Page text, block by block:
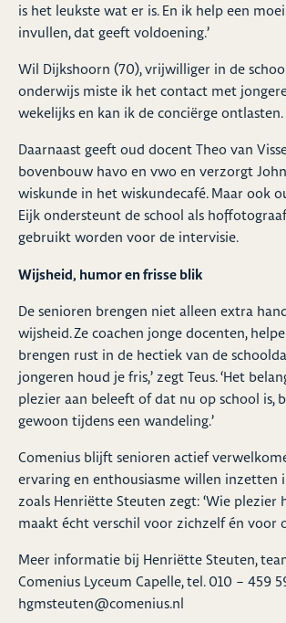
is het leukste wat er is. En ik help een
invullen, dat geeft voldoening.’
Wil Dijkshoorn (70), vrijwilliger in de
onderwijs miste ik het contact met
wekelijks en kan ik de conciërge ontlasten.
Daarnaast geeft oud docent Theo van
bovenbouw havo en vwo en verzorgt
wiskunde in het wiskundecafé. Maar ook
Eijk ondersteunt de school als
gebruikt worden voor de intervisie.
Wijsheid, humor en frisse blik
De senioren brengen niet alleen extra
wijsheid. Ze coachen jonge docenten,
brengen rust in de hectiek van de
jongeren houd je fris,’ zegt Teus. ‘Het
plezier aan beleeft of dat nu op school is,
gewoon tijdens een wandeling.’
Comenius blijft senioren actief
ervaring en enthousiasme willen inzetten
zoals Henriëtte Steuten zegt: ‘Wie
maakt écht verschil voor zichzelf én voor
Meer informatie bij Henriëtte Steuten,
Comenius Lyceum Capelle, tel. 010 – 459
hgmsteuten@comenius.nl